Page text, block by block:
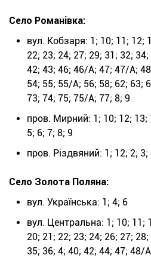
Село Романівка:
вул. Кобзаря: 1; 10; 11; 12;
22; 23; 24; 27; 29; 31; 32;
42; 43; 46; 46/А; 47; 47/А;
54; 55; 55/А; 56; 58; 62; 63;
73; 74; 75; 75/А; 77; 8; 9
пров. Мирний: 1; 10; 12; 13;
5; 6; 7; 8; 9
пров. Різдвяний: 1; 12; 2; 3;
Село Золота Поляна:
вул. Українська: 1; 4; 6
вул. Центральна: 1; 10; 11;
20; 21; 22; 23; 24; 26; 27;
35; 36; 4; 40; 42; 44; 47; 48/